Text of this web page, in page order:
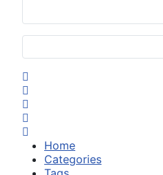
Selecteer de taal
Home
Categories